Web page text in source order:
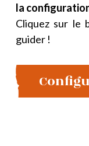
la
Cliquez sur le
guider !